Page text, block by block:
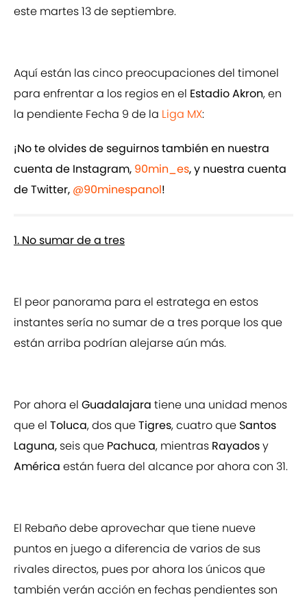
este martes 13 de septiembre.
Aquí están las cinco preocupaciones del timonel
para enfrentar a los regios en el Estadio Akron, en
la pendiente Fecha 9 de la Liga MX:
¡No te olvides de seguirnos también en nuestra
cuenta de Instagram, 90min_es, y nuestra cuenta
de Twitter, @90minespanol!
1. No sumar de a tres
El peor panorama para el estratega en estos
instantes sería no sumar de a tres porque los que
están arriba podrían alejarse aún más.
Por ahora el Guadalajara tiene una unidad menos
que el Toluca, dos queTigres, cuatro que Santos
Laguna, seis que Pachuca, mientras Rayadosy
América están fuera del alcance por ahora con 31.
El Rebaño debe aprovechar que tiene nueve
puntos en juego a diferencia de varios de sus
rivales directos, pues por ahora los únicos que
también verán acción en fechas pendientes son